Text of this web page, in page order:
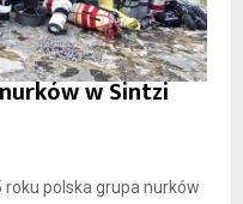
w Sintzi
roku polska grupa nurków